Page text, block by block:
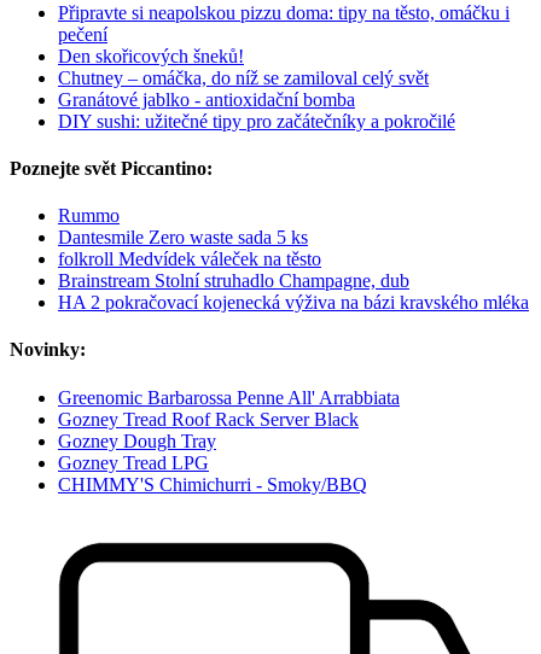
Připravte si neapolskou pizzu doma: tipy na těsto, omáčku i
pečení
Den skořicových šneků!
Chutney – omáčka, do níž se zamiloval celý svět
Granátové jablko - antioxidační bomba
DIY sushi: užitečné tipy pro začátečníky a pokročilé
Poznejte svět Piccantino:
Rummo
Dantesmile Zero waste sada 5 ks
folkroll Medvídek váleček na těsto
Brainstream Stolní struhadlo Champagne, dub
HA 2 pokračovací kojenecká výživa na bázi kravského mléka
Novinky:
Greenomic Barbarossa Penne All' Arrabbiata
Gozney Tread Roof Rack Server Black
Gozney Dough Tray
Gozney Tread LPG
CHIMMY'S Chimichurri - Smoky/BBQ